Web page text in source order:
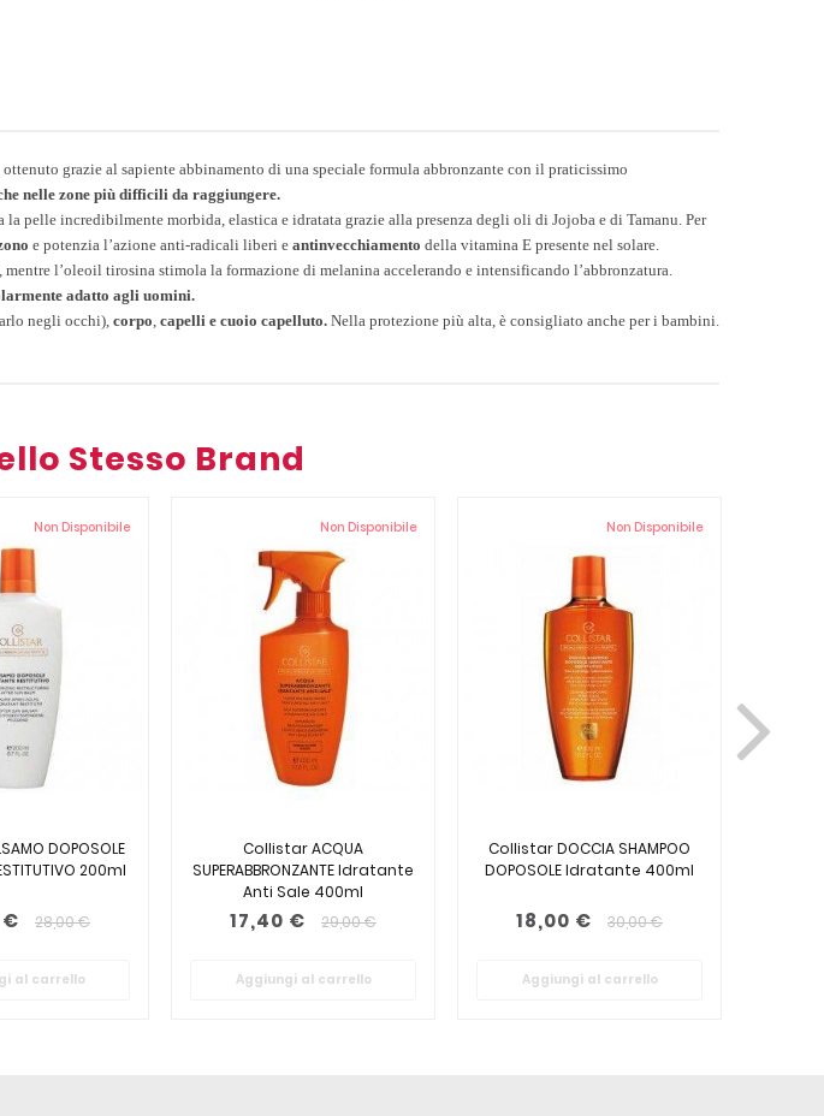
grazie al sapiente abbinamento di una speciale formula abbronzante con il praticissimo
nelle zone più difficili da raggiungere.
pelle incredibilmente morbida, elastica e idratata grazie alla presenza degli oli di Jojoba e di Tamanu. Per
e potenzia l’azione anti-radicali liberi e antinvecchiamento della vitamina E presente nel solare.
, mentre l’oleoil tirosina stimola la formazione di melanina accelerando e intensificando l’abbronzatura.
adatto agli uomini.
negli occhi),corpo, capelli e cuoio capelluto. Nella protezione più alta, è consigliato anche per i bambini.
Stesso Brand
Non Disponibile
DOPOSOLE
200ml
€ 28,00 €
al carrello
Non Disponibile
Collistar ACQUA
SUPERABBRONZANTE Idratante
Anti Sale 400ml
17,40 € 29,00 €
Aggiungi al carrello
Non Disponibile
Collistar DOCCIA SHAMPOO
DOPOSOLE Idratante 400ml
18,00 € 30,00 €
Aggiungi al carrello